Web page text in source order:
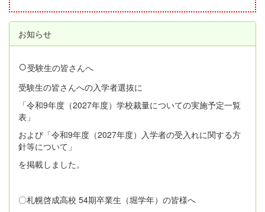
お知らせ
○受験生の皆さんへ
受験生の皆さんへの入学者選抜に
「令和9年度（2027年度）学校裁量についての実施予定一覧
表」
および「令和9年度（2027年度）入学者の受入れに関する方
針等について」
を掲載しました。
〇札幌啓成高校 54期卒業生（堀学年）の皆様へ